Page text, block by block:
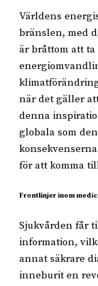
Världens
bränslen, med
är bråttom att
när det gäller
denna
globala som
för att komma
Frontlinjer inom
Sjukvården får
information,
annat säkrare
inneburit en